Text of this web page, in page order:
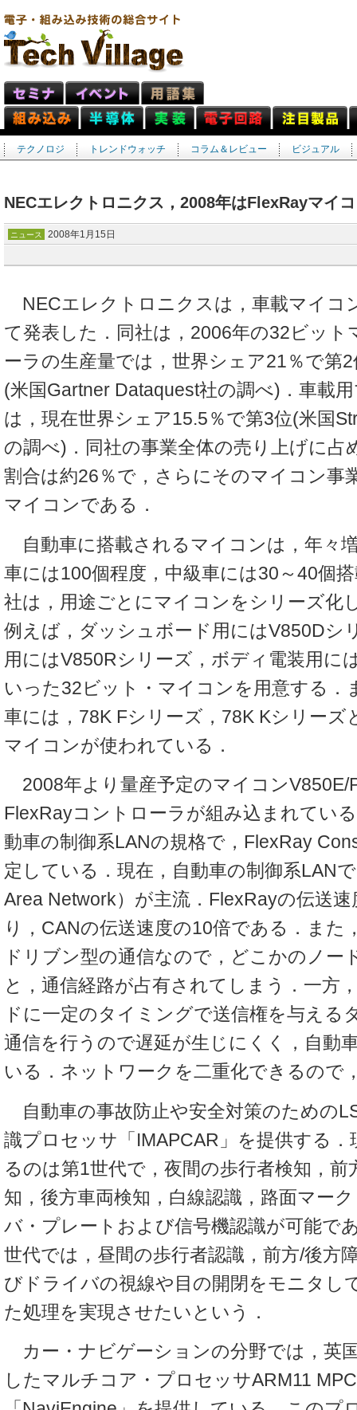
テクノロジ トレンドウォッチ コラム＆レビュー ビジュアル
NECエレクトロニクス，2008年はFlexRayマイ
ニュース 2008年1月15日
NECエレクトロニクスは，車載マイコ
て発表した．同社は，2006年の32ビット
ーラの生産量では，世界シェア21％で第
(米国Gartner Dataquest社の調べ)．車載
は，現在世界シェア15.5％で第3位(米国
の調べ)．同社の事業全体の売り上げに占
割合は約26％で，さらにそのマイコン事
マイコンである．
自動車に搭載されるマイコンは，年々
車には100個程度，中級車には30～40個
社は，用途ごとにマイコンをシリーズ化
例えば，ダッシュボード用にはV850Dシ
用にはV850Rシリーズ，ボディ電装用に
いった32ビット・マイコンを用意する．
車には，78K Fシリーズ，78K Kシリーズ
マイコンが使われている．
2008年より量産予定のマイコンV850E/
FlexRayコントローラが組み込まれてい
動車の制御系LANの規格で，FlexRay
定している．現在，自動車の制御系LAN
Area Network）が主流．FlexRayの伝送
り，CANの伝送速度の10倍である．また
ドリブン型の通信なので，どこかのノー
と，通信経路が占有されてしまう．一方
ドに一定のタイミングで送信権を与える
通信を行うので遅延が生じにくく，自動
いる．ネットワークを二重化できるので
自動車の事故防止や安全対策のための
識プロセッサ「IMAPCAR」を提供する
るのは第1世代で，夜間の歩行者検知，前
知，後方車両検知，白線認識，路面マー
バ・プレートおよび信号機認識が可能で
世代では，昼間の歩行者認識，前方/後方
びドライバの視線や目の開閉をモニタし
た処理を実現させたいという．
カー・ナビゲーションの分野では，英
したマルチコア・プロセッサARM11